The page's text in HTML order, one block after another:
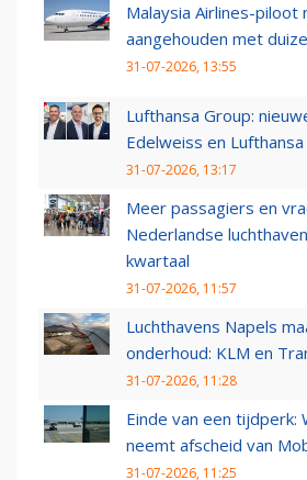
Malaysia Airlines-piloot
aangehouden met
31-07-2026, 13:55
Lufthansa Group:
Edelweiss en
31-07-2026, 13:17
Meer passagiers en
Nederlandse
kwartaal
31-07-2026, 11:57
Luchthavens Napels
onderhoud: KLM en
31-07-2026, 11:28
Einde van een tijdperk:
neemt afscheid van
31-07-2026, 11:25